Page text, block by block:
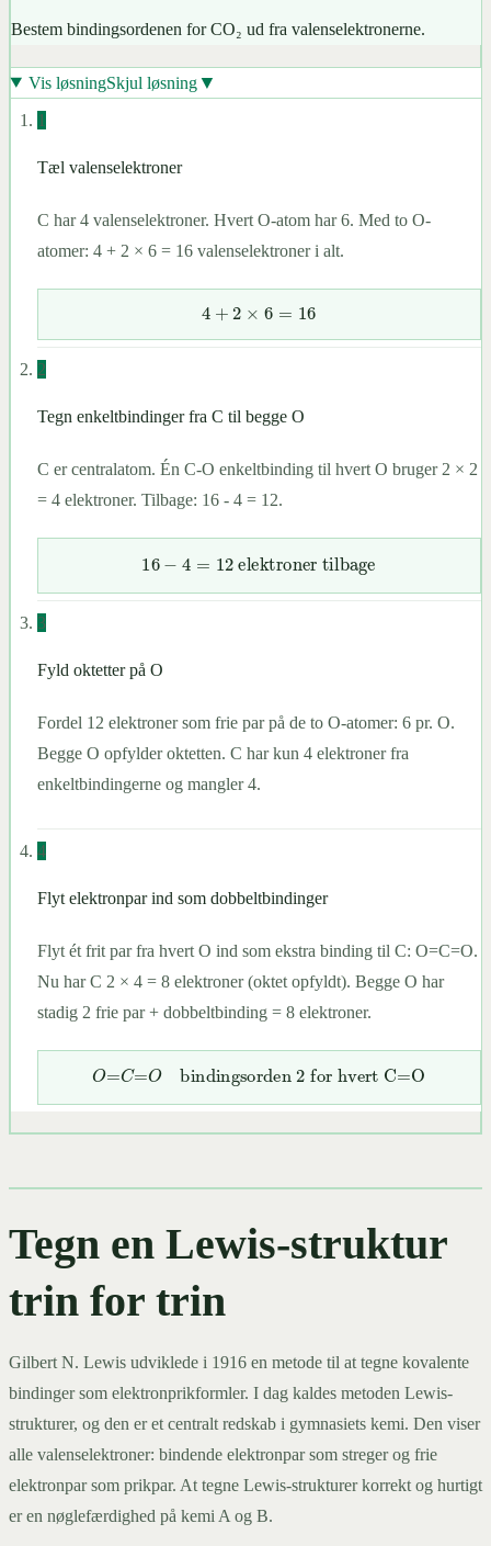
Bestem bindingsordenen for CO₂ ud fra valenselektronerne.
Vis løsningSkjul løsning▼
1
Tæl valenselektroner
C har 4 valenselektroner. Hvert O-atom har 6. Med to O-
atomer: 4 + 2 × 6 = 16 valenselektroner i alt.
2
Tegn enkeltbindinger fra C til begge O
C er centralatom. Én C-O enkeltbinding til hvert O bruger 2 × 2
= 4 elektroner. Tilbage: 16 - 4 = 12.
16−4=12elektroner tilbage
3
Fyld oktetter på O
Fordel 12 elektroner som frie par på de to O-atomer: 6 pr. O.
Begge O opfylder oktetten. C har kun 4 elektroner fra
enkeltbindingerne og mangler 4.
4
Flyt elektronpar ind som dobbeltbindinger
Flyt ét frit par fra hvert O ind som ekstra binding til C: O=C=O.
Nu har C 2 × 4 = 8 elektroner (oktet opfyldt). Begge O har
stadig 2 frie par + dobbeltbinding = 8 elektroner.
O=C=Obindingsorden 2 for hvert C=O
Tegn en Lewis-struktur
trin for trin
Gilbert N. Lewis udviklede i 1916 en metode til at tegne kovalente
bindinger som elektronprikformler. I dag kaldes metoden Lewis-
strukturer, og den er et centralt redskab i gymnasiets kemi. Den viser
alle valenselektroner: bindende elektronpar som streger og frie
elektronpar som prikpar. At tegne Lewis-strukturer korrekt og hurtigt
er en nøglefærdighed på kemi A og B.